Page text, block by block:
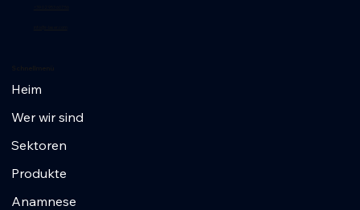
Heim
Wer wir sind
Sektoren
Produkte
Anamnese